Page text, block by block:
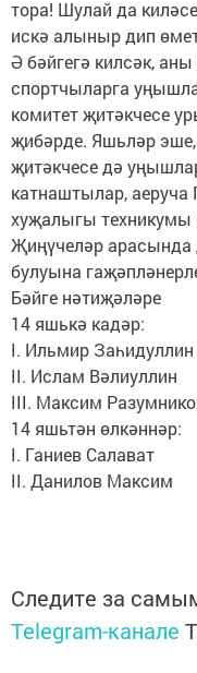
тора! Шулай да
искә алыныр дип
Ә бәйгегә килсәк,
спортчыларга
комитет җи­­тәкчесе
җибәрде. Яшьләр эше,
җитәкчесе дә
катнаштылар, аеруча
хуҗалыгы техникумы
Җиңүчеләр арасында
булуына
Бәйге нәтиҗәләре
14 яшькә кадәр:
I. Ильмир Заһидуллин
II. Ислам Вәлиуллин
III. Максим
14 яшьтән өлкәннәр:
I. Ганиев Салават
II. Данилов Максим
Следите за
Telegram-канале